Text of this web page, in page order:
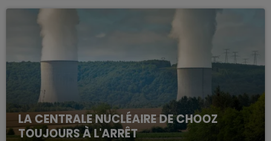
LA CENTRALE NUCLÉAIRE DE CHOOZ
TOUJOURS À L'ARRÊT